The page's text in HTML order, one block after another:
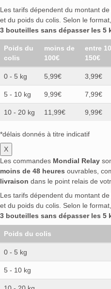
Les tarifs dépendent du montant
et du poids du colis. Selon le format,
3 bouteilles sans dépasser les 5
Poids du
colis
moins de
100€
entre
150€
0 - 5 kg 5,99€ 3,99€
5 - 10 kg 9,99€ 7,99€
10 - 20 kg 11,99€ 9,99€
*délais donnés à titre indicatif
X
Les commandes Mondial Relay
moins de 48 heures ouvrables,
livraison dans le point relais de
Les tarifs dépendent du montant
et du poids du colis. Selon le format,
3 bouteilles sans dépasser les 5
Poids du colis
0 - 5 kg
5 - 10 kg